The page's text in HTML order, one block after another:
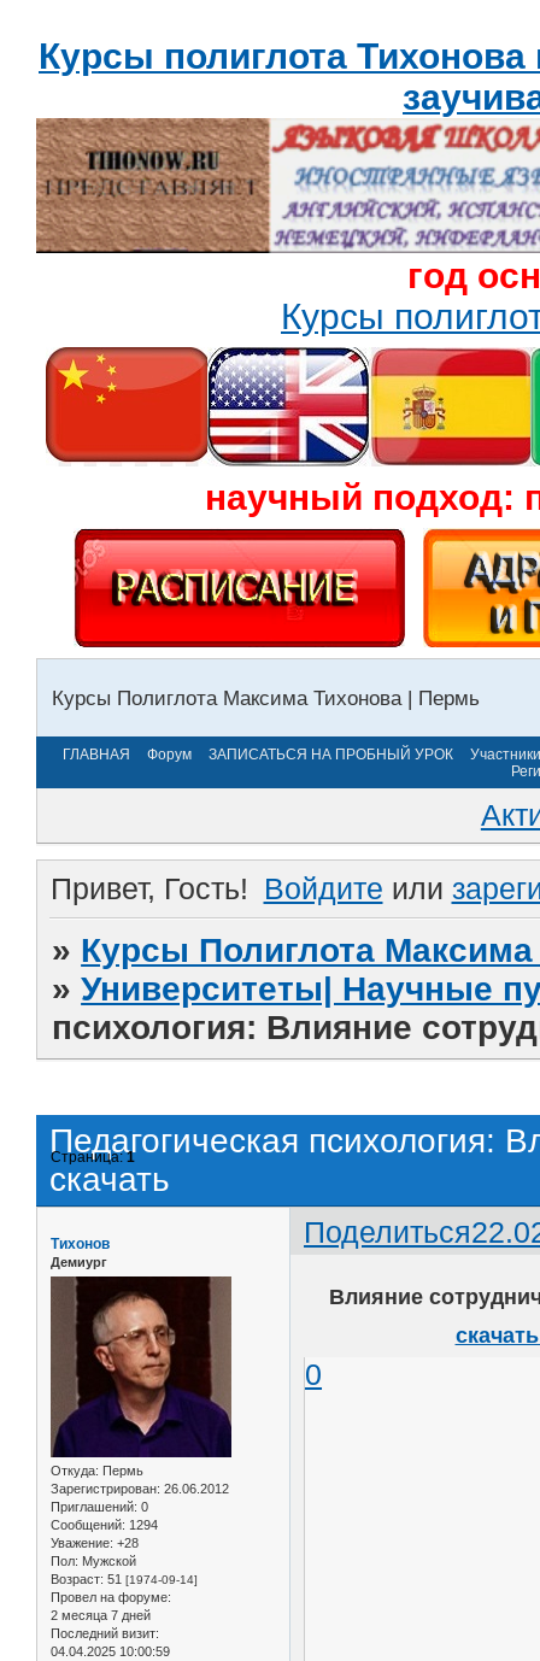
Курсы полиглота
год
Курсы
научный подход:
Курсы Полиглота Максима Тихонова | Пермь
ГЛАВНАЯ Форум ЗАПИСАТЬСЯ НА ПРОБНЫЙ УРОК
Участники
Привет, Гость! Войдите или
» Курсы Полиглота
»Университеты| Научные
психология: Влияние
Педагогическая психология:
скачать
Страница:1
Поделиться
Тихонов
Демиург
Откуда: Пермь
Зарегистрирован: 26.06.2012
Приглашений: 0
Сообщений: 1294
Уважение: +28
Пол: Мужской
Возраст: 51 [1974-09-14]
Провел на форуме:
2 месяца 7 дней
Последний визит:
04.04.2025 10:00:59
Влияние
0